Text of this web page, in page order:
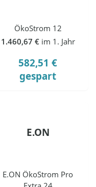
ÖkoStrom 12
1.460,67 € im 1. Jahr
582,51 €
gespart
E.ON
E.ON ÖkoStrom Pro